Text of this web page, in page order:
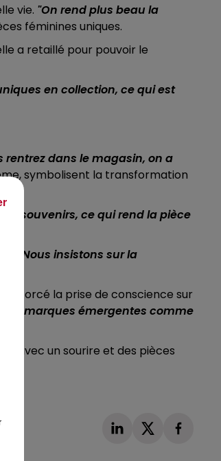
vie. "On rend plus beau la
féminines uniques.
a retaillé pour pouvoir le
en collection, ce qui est
rentrez dans le magasin, on a
symbolisent la transformation
souvenirs, ce qui rend la pièce
"Nous insistons sur la
la prise de conscience sur
marques émergentes comme
avec un sourire et des pièces